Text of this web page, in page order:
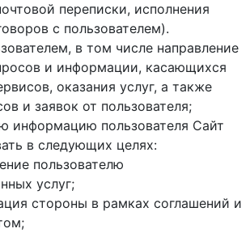
переписки, исполнения
с пользователем).
в том числе направление
и информации, касающихся
оказания услуг, а также
и заявок от пользователя;
информацию пользователя Сайт
в следующих целях:
пользователю
услуг;
стороны в рамках соглашений и